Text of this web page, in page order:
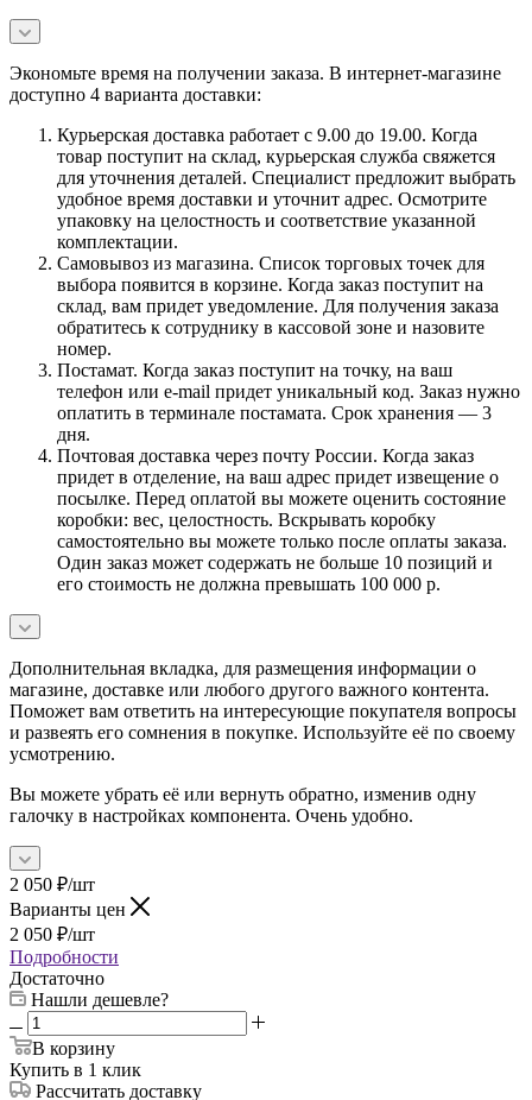
Экономьте время на получении заказа. В интернет-магазине
доступно 4 варианта доставки:
Курьерская доставка работает с 9.00 до 19.00. Когда
товар поступит на склад, курьерская служба свяжется
для уточнения деталей. Специалист предложит выбрать
удобное время доставки и уточнит адрес. Осмотрите
упаковку на целостность и соответствие указанной
комплектации.
Самовывоз из магазина. Список торговых точек для
выбора появится в корзине. Когда заказ поступит на
склад, вам придет уведомление. Для получения заказа
обратитесь к сотруднику в кассовой зоне и назовите
номер.
Постамат. Когда заказ поступит на точку, на ваш
телефон или e-mail придет уникальный код. Заказ нужно
оплатить в терминале постамата. Срок хранения — 3
дня.
Почтовая доставка через почту России. Когда заказ
придет в отделение, на ваш адрес придет извещение о
посылке. Перед оплатой вы можете оценить состояние
коробки: вес, целостность. Вскрывать коробку
самостоятельно вы можете только после оплаты заказа.
Один заказ может содержать не больше 10 позиций и
его стоимость не должна превышать 100 000 р.
Дополнительная вкладка, для размещения информации о
магазине, доставке или любого другого важного контента.
Поможет вам ответить на интересующие покупателя вопросы
и развеять его сомнения в покупке. Используйте её по своему
усмотрению.
Вы можете убрать её или вернуть обратно, изменив одну
галочку в настройках компонента. Очень удобно.
2 050 ₽/шт
Варианты цен
2 050 ₽/шт
Подробности
Достаточно
Нашли дешевле?
В корзину
Купить в 1 клик
Рассчитать доставку